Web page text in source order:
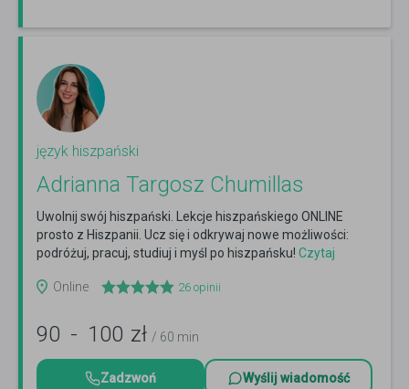
język hiszpański
Adrianna Targosz Chumillas
Uwolnij swój hiszpański. Lekcje hiszpańskiego ONLINE
prosto z Hiszpanii. Ucz się i odkrywaj nowe możliwości:
podróżuj, pracuj, studiuj i myśl po hiszpańsku! Czytaj
Online
26 opinii
90 - 100 zł / 60 min
Zadzwoń Wyślij wiadomość